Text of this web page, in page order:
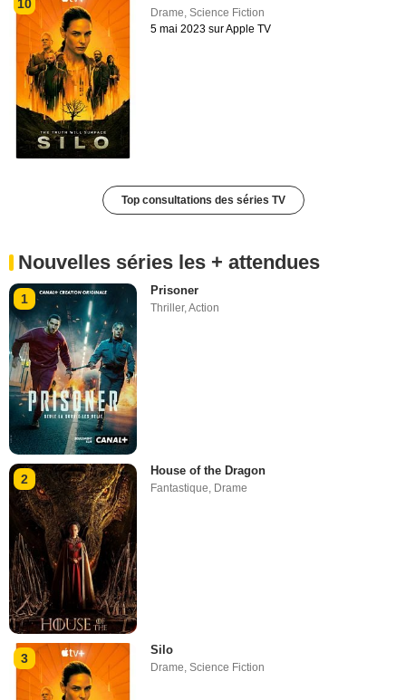
10
Drame,Science Fiction
5 mai 2023 sur Apple TV
Top consultations des séries TV
Nouvelles séries les + attendues
1
Prisoner
Thriller,Action
2
House of the Dragon
Fantastique Drame
3
Silo
Drame,Science Fiction